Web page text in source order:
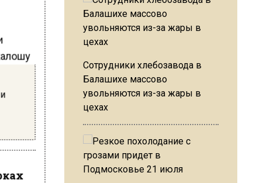
Сотрудники хлебозавода в
Балашихе массово
увольняются из-за жары в
цехах